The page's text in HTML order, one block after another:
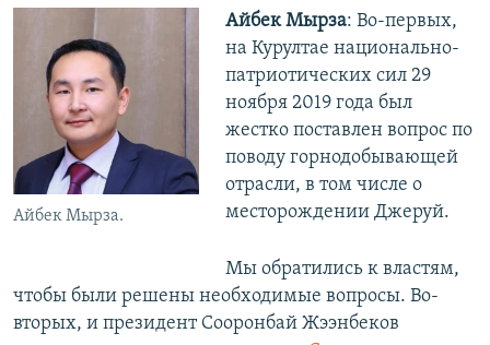
Айбек Мырза.
Айбек Мырза: Во-первых,
на Курултае национально-
патриотических сил 29
ноября 2019 года был
жестко поставлен вопрос по
поводу горнодобывающей
отрасли, в том числе о
месторождении Джеруй.
Мы обратились к властям,
чтобы были решены необходимые вопросы. Во-
вторых, и президент Сооронбай Жээнбеков